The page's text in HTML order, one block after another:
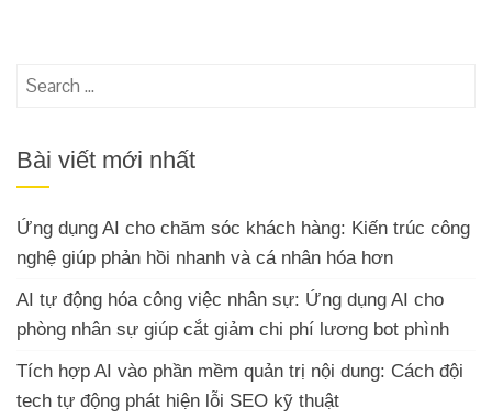
Search
Bài viết mới nhất
Ứng dụng AI cho chăm sóc khách hàng: Kiến trúc công
nghệ giúp phản hồi nhanh và cá nhân hóa hơn
AI tự động hóa công việc nhân sự: Ứng dụng AI cho
phòng nhân sự giúp cắt giảm chi phí lương bot phình
Tích hợp AI vào phần mềm quản trị nội dung: Cách đội
tech tự động phát hiện lỗi SEO kỹ thuật